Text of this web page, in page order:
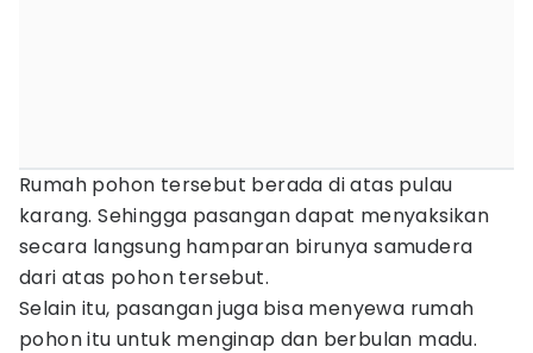
Rumah pohon tersebut berada di atas pulau
karang. Sehingga pasangan dapat menyaksikan
secara langsung hamparan birunya samudera
dari atas pohon tersebut.
Selain itu, pasangan juga bisa menyewa rumah
pohon itu untuk menginap dan berbulan madu.